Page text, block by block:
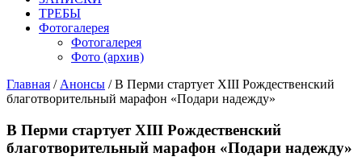
ТРЕБЫ
Фотогалерея
Фотогалерея
Фото (архив)
Главная / Анонсы / В Перми стартует XIII Рождественский
благотворительный марафон «Подари надежду»
В Перми стартует XIII Рождественский
благотворительный марафон «Подари надежду»